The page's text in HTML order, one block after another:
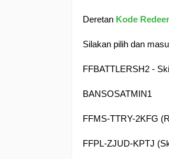
Deretan Kode
Silakan pilih dan
FFBATTLERSH2 -
BANSOSATMIN1
FFMS-TTRY-2KFG
FFPL-ZJUD-KPTJ